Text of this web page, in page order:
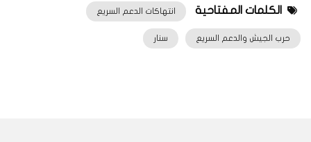
الكلمات المفتاحية انتهاكات الدعم السريع
حرب الجيش والدعم السريع سنار